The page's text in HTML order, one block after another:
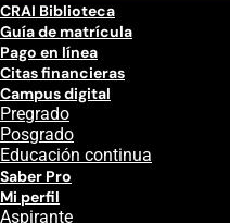
CRAI Biblioteca
Guía de matrícula
Pago en línea
Citas financieras
Campus digital
Pregrado
Posgrado
Educación continua
Saber Pro
Mi perfil
Aspirante